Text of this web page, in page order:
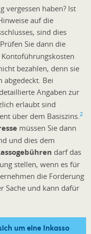
vergessen haben? Ist
auf die
sind dies
Sie dann die
bezahlen, denn sie
abgedeckt. Bei
Angaben zur
erlaubt sind
über dem Basiszins. 2
müssen Sie dann
und dies dem
darf das
stellen, wenn es für
die Forderung
Sache und kann dafür
um eine Inkasso